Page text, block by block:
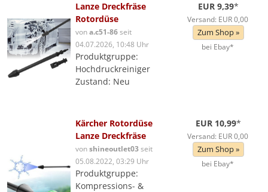
Lanze Dreckfräse
Rotordüse
vona.c51-86seit
04.07.2026, 10:48 Uhr
Produktgruppe:
Hochdruckreiniger
Zustand: Neu
EUR 9,39*
Versand: EUR 0,00
Zum Shop »
bei Ebay*
Kärcher Rotordüse
Lanze Dreckfräse
vonshineoutlet03seit
05.08.2022, 03:29 Uhr
Produktgruppe:
Kompressions- &
EUR 10,99*
Versand: EUR 0,00
Zum Shop »
bei Ebay*